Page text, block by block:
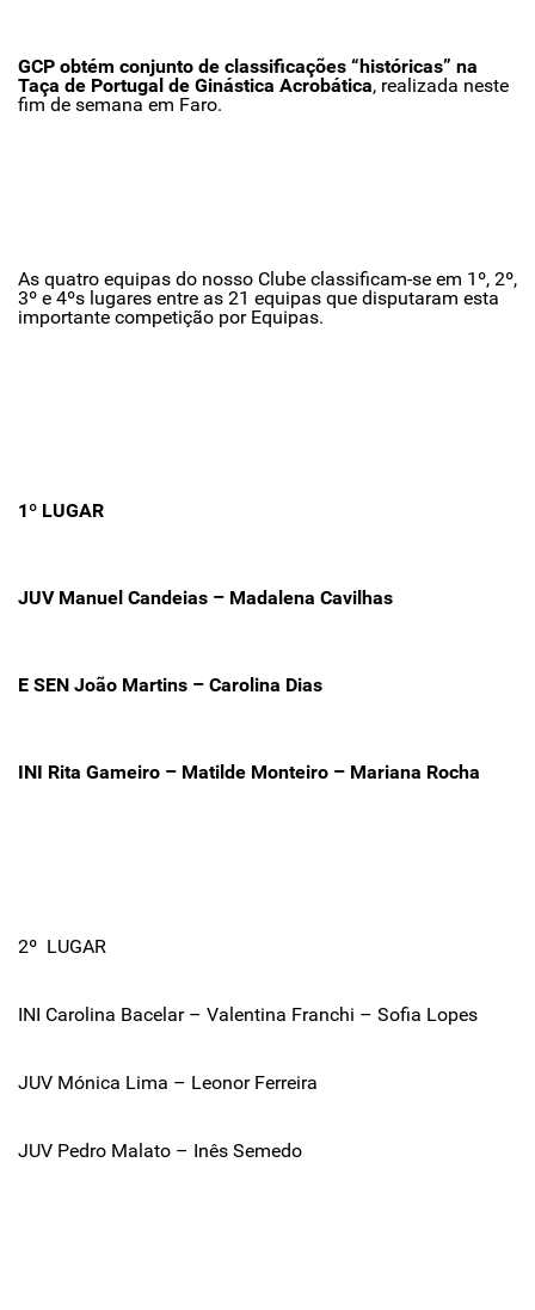
GCP obtém conjunto de classificações “históricas” na
Taça de Portugal de Ginástica Acrobática, realizada neste
fim de semana em Faro.
As quatro equipas do nosso Clube classificam-se em 1º, 2º,
3º e 4ºs lugares entre as 21 equipas que disputaram esta
importante competição por Equipas.
1º LUGAR
JUV Manuel Candeias – Madalena Cavilhas
E SEN João Martins – Carolina Dias
INI Rita Gameiro – Matilde Monteiro – Mariana Rocha
2º LUGAR
INI Carolina Bacelar – Valentina Franchi – Sofia Lopes
JUV Mónica Lima – Leonor Ferreira
JUV Pedro Malato – Inês Semedo